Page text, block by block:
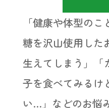
「健康や体型の
糖を沢山使用した
生えてしまう」「
子を食べてみるけ
い…」などのお悩